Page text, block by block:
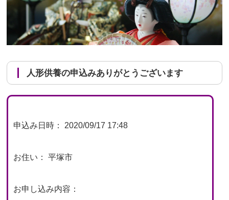
人形供養の申込みありがとうございます
申込み日時： 2020/09/17 17:48
お住い： 平塚市
お申し込み内容：